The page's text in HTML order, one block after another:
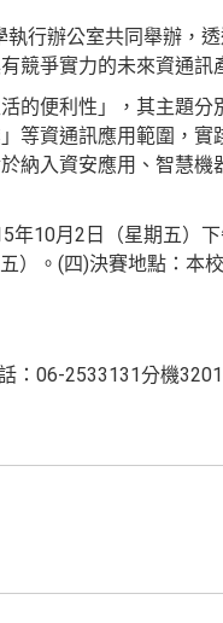
行辦公室共同舉辦，
競爭實力的未來資通訊
的便利性」，其主題分
等資通訊應用範圍，
納入資安應用、智慧機
年10月2日（星期五）
）。(四)決賽地點：本
：06-2533131分機3201